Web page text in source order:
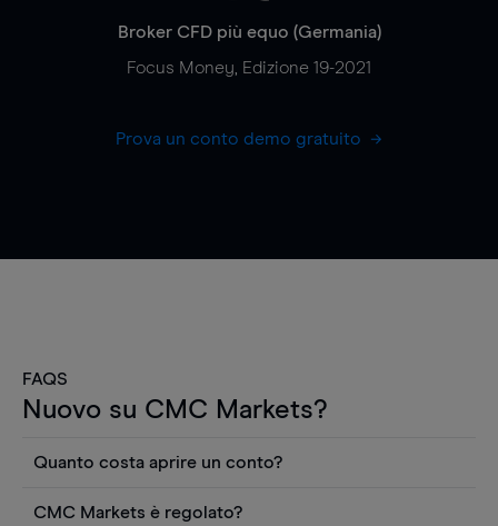
Broker CFD più equo (Germania)
Focus Money, Edizione 19-2021
Prova un conto demo gratuito
FAQS
Nuovo su CMC Markets?
Quanto costa aprire un conto?
CMC Markets è regolato?